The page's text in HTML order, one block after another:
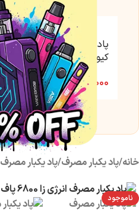
پاد یکبار مصرف توت فرنگی
کیوی انار یخ 6800 پاف پلام
مکس وابین
۷۲۰,۰۰۰تومان
خانه/پاد یکبار مصرف/پاد یکبار مصرف 7000 پاف
ناموجود